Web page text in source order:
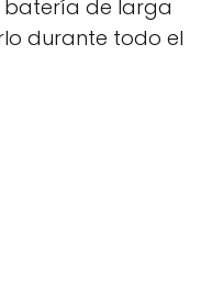
batería de larga
durante todo el